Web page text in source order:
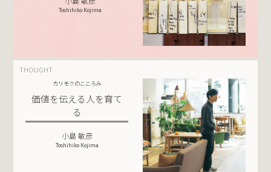
Toshihiko Kojima
THOUGHT
カリモクのこころみ
価値を伝える人を育て
る
小島 敏彦
Toshihiko Kojima